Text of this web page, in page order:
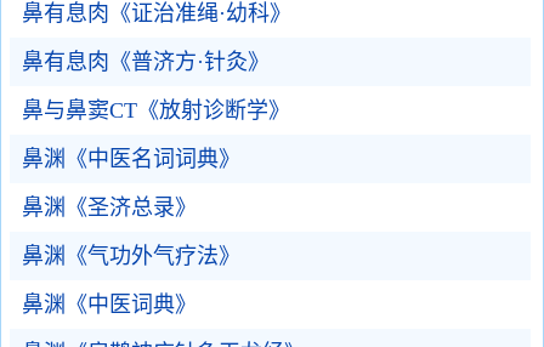
鼻有息肉《证治准绳·幼科》
鼻有息肉《普济方·针灸》
鼻与鼻窦CT《放射诊断学》
鼻渊《中医名词词典》
鼻渊《圣济总录》
鼻渊《气功外气疗法》
鼻渊《中医词典》